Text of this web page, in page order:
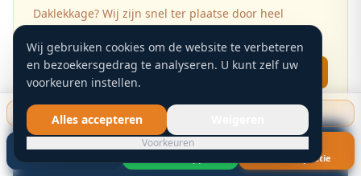
Daklekkage? Wij zijn snel ter plaatse door heel
Nederland.
Direct melden
GRATIS & VRIJBLIJVEND
Gratis dakinspectie starten
Gratis inspectie
Wij gebruiken cookies om de website te verbeteren
en bezoekersgedrag te analyseren. U kunt zelf uw
voorkeuren instellen.
Alles accepteren
Voorkeuren